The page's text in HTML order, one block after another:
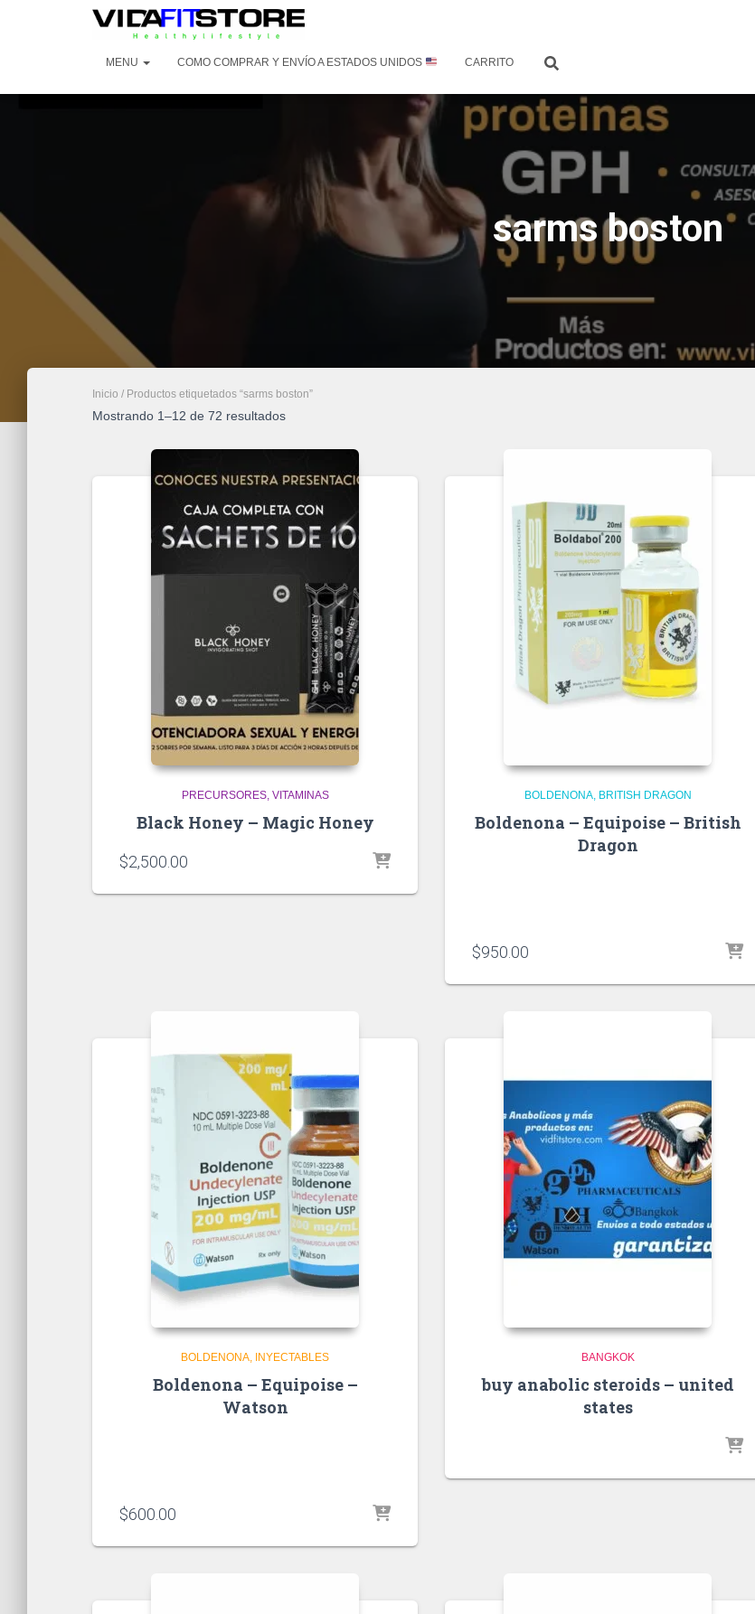
MENU COMO COMPRAR Y ENVÍO A ESTADOS UNIDOS CARRITO
sarms boston
Inicio / Productos etiquetados “sarms boston”
Mostrando 1–12 de 72 resultados
PRECURSORES VITAMINAS
Black Honey – Magic Honey
$2,500.00
BOLDENONA BRITISH DRAGON
Boldenona – Equipoise – British
Dragon
$950.00
BOLDENONA INYECTABLES
Boldenona – Equipoise –
Watson
$600.00
BANGKOK
buy anabolic steroids – united
states